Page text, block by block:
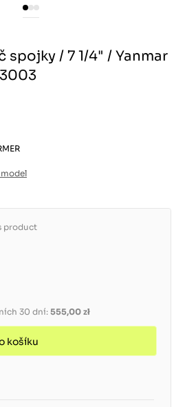
/ 7 1/4" / Yanmar
product
30 dní: 555,00 zł
košíku